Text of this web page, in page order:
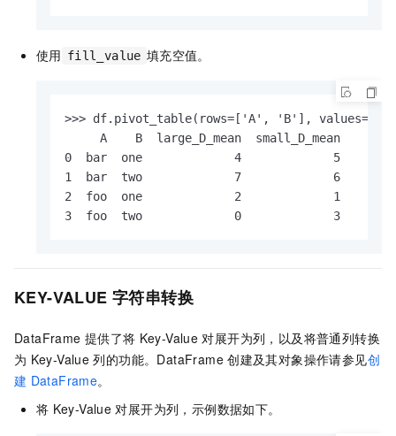
使用 fill_value 填充空值。
>>> df.pivot_table(rows=['A', 'B'],
     A    B  large_D_mean  small_D_mean
0  bar  one             4             5
1  bar  two             7             6
2  foo  one             2             1
3  foo  two             0             3
KEY-VALUE 字符串转换
DataFrame 提供了将 Key-Value 对展开为列，以及将普通列转换
为 Key-Value 列的功能。DataFrame 创建及其对象操作请参见创
建 DataFrame。
将 Key-Value 对展开为列，示例数据如下。